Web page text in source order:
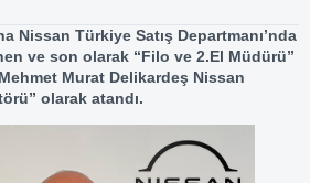
Nissan Türkiye Satış Departmanı’nda
ve son olarak “Filo ve 2.El Müdürü”
Murat Delikardeş Nissan
olarak atandı.